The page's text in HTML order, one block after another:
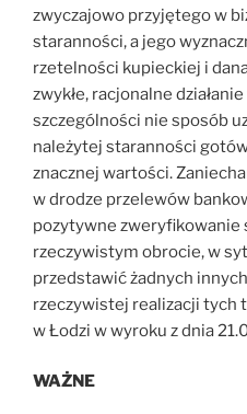
zwyczajowo przyjętego w
staranności, a jego
rzetelności kupieckiej i
zwykłe, racjonalne
szczególności nie sposób
należytej staranności
znacznej wartości.
w drodze przelewów
pozytywne zweryfikowanie
rzeczywistym obrocie, w
przedstawić żadnych
rzeczywistej realizacji tych
w Łodzi w wyroku z dnia
WAŻNE